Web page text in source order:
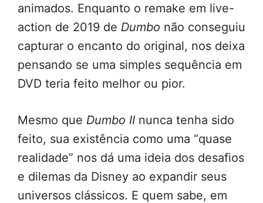
animados. Enquanto o remake em live-
action de 2019 de Dumbo não conseguiu
capturar o encanto do original, nos deixa
pensando se uma simples sequência em
DVD teria feito melhor ou pior.
Mesmo que Dumbo II nunca tenha sido
feito, sua existência como uma “quase
realidade” nos dá uma ideia dos desafios
e dilemas da Disney ao expandir seus
universos clássicos. E quem sabe, em